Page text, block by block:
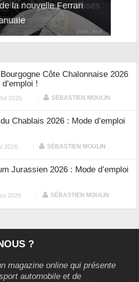
la nouvelle Ferrari
Côte Chalonnaise 2026
!
2026 SÉBASTIEN MOULIN
Chablais 2026 : Mode d’emploi
2026 SÉBASTIEN MOULIN
Jurassien 2026 : Mode d’emploi
2026 SÉBASTIEN MOULIN
?
magazine online qui présente
automobile et de